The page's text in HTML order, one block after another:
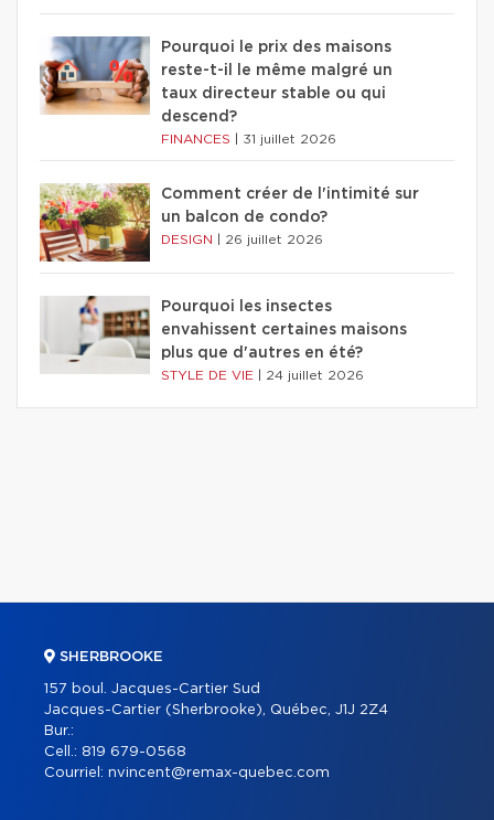
Pourquoi le prix des maisons
reste-t-il le même malgré un
taux directeur stable ou qui
descend?
FINANCES 31 juillet 2026
Comment créer de l'intimité sur
un balcon de condo?
DESIGN 26 juillet 2026
Pourquoi les insectes
envahissent certaines maisons
plus que d'autres en été?
STYLE DE VIE 24 juillet 2026
SHERBROOKE
157 boul. Jacques-Cartier Sud
Jacques-Cartier (Sherbrooke), Québec, J1J 2Z4
Bur.:
Cell.: 819 679-0568
Courriel: nvincent@remax-quebec.com